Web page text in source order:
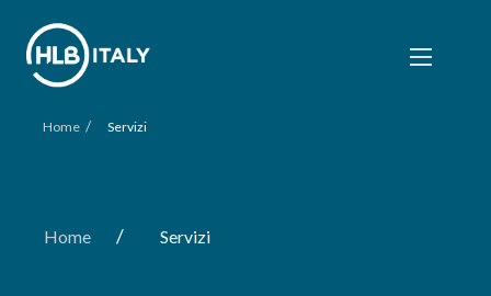
Home / Servizi
Home / Servizi